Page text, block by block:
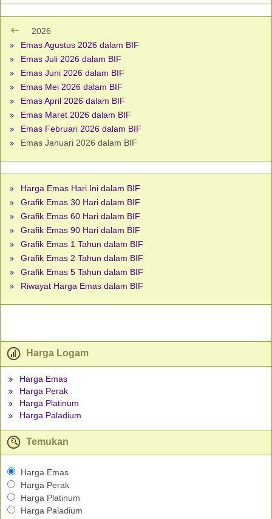
2026
Emas Agustus 2026 dalam BIF
Emas Juli 2026 dalam BIF
Emas Juni 2026 dalam BIF
Emas Mei 2026 dalam BIF
Emas April 2026 dalam BIF
Emas Maret 2026 dalam BIF
Emas Februari 2026 dalam BIF
Emas Januari 2026 dalam BIF
Harga Emas Hari Ini dalam BIF
Grafik Emas 30 Hari dalam BIF
Grafik Emas 60 Hari dalam BIF
Grafik Emas 90 Hari dalam BIF
Grafik Emas 1 Tahun dalam BIF
Grafik Emas 2 Tahun dalam BIF
Grafik Emas 5 Tahun dalam BIF
Riwayat Harga Emas dalam BIF
Harga Logam
Harga Emas
Harga Perak
Harga Platinum
Harga Paladium
Temukan
Harga Emas
Harga Perak
Harga Platinum
Harga Paladium